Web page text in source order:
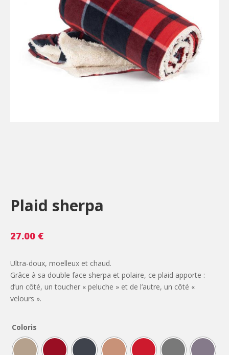
Plaid sherpa
27.00 €
Ultra-doux, moelleux et chaud.
Grâce à sa double face sherpa et polaire, ce plaid apporte :
d’un côté, un toucher « peluche » et de l’autre, un côté «
velours ».
Coloris